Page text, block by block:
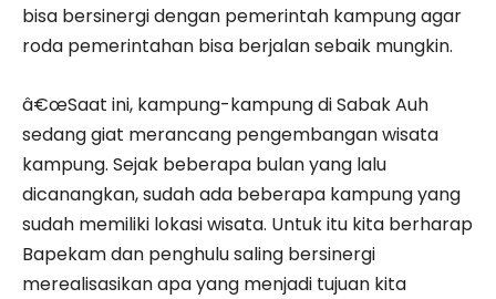
bisa bersinergi dengan pemerintah kampung agar
roda pemerintahan bisa berjalan sebaik mungkin.
â€œSaat ini, kampung-kampung di Sabak Auh
sedang giat merancang pengembangan wisata
kampung. Sejak beberapa bulan yang lalu
dicanangkan, sudah ada beberapa kampung yang
sudah memiliki lokasi wisata. Untuk itu kita berharap
Bapekam dan penghulu saling bersinergi
merealisasikan apa yang menjadi tujuan kita